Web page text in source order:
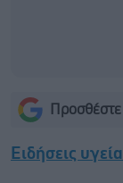
Ειδήσεις